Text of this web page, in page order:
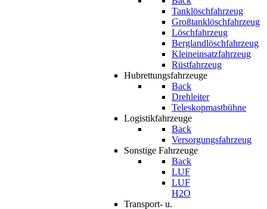
Tanklöschfahrzeug
Großtanklöschfahrzeug
Löschfahrzeug
Berglandlöschfahrzeug
Kleineinsatzfahrzeug
Rüstfahrzeug
Hubrettungsfahrzeuge
Back
Drehleiter
Teleskopmastbühne
Logistikfahrzeuge
Back
Versorgungsfahrzeug
Sonstige Fahrzeuge
Back
LUF
LUF
H2O
Transport- u.